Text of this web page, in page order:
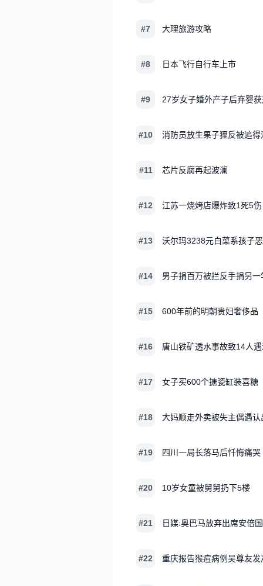
#7 大理旅游攻略
#8 日本飞行自行车上市
#9 27岁女子婚外产子后弃婴获
#10 消防员放生果子狸反被追得
#11 芯片反腐再起波澜
#12 江苏一烧烤店爆炸致1死5伤
#13 沃尔玛3238元白菜系孩子
#14 男子捐百万被拦反手捐另一
#15 600年前的明朝贵妇奢侈品
#16 唐山铁矿透水事故致14人
#17 女子买600个搪瓷缸装喜糖
#18 大妈顺走外卖被失主偶遇认
#19 四川一局长落马后忏悔痛哭
#20 10岁女童被舅舅扔下5楼
#21 日媒:奥巴马放弃出席安倍
#22 重庆报告猴痘病例吴尊友发